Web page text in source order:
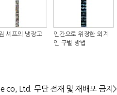
셰프의 냉장고
인간으로 위장한 외계
인 구별 방법
Ltd. 무단 전재 및 재배포 금지>